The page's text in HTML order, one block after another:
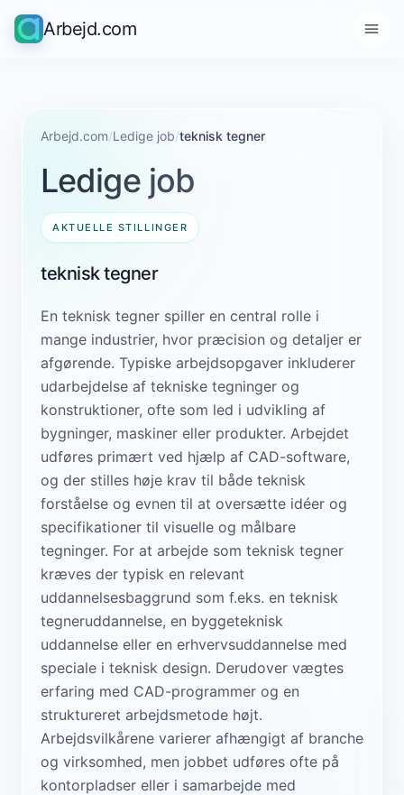
Arbejd.com
Arbejd.com/Ledige job/teknisk tegner
Ledige job
AKTUELLE STILLINGER
teknisk tegner
En teknisk tegner spiller en central rolle i
mange industrier, hvor præcision og detaljer er
afgørende. Typiske arbejdsopgaver inkluderer
udarbejdelse af tekniske tegninger og
konstruktioner, ofte som led i udvikling af
bygninger, maskiner eller produkter. Arbejdet
udføres primært ved hjælp af CAD-software,
og der stilles høje krav til både teknisk
forståelse og evnen til at oversætte idéer og
specifikationer til visuelle og målbare
tegninger. For at arbejde som teknisk tegner
kræves der typisk en relevant
uddannelsesbaggrund som f.eks. en teknisk
tegneruddannelse, en byggeteknisk
uddannelse eller en erhvervsuddannelse med
speciale i teknisk design. Derudover vægtes
erfaring med CAD-programmer og en
struktureret arbejdsmetode højt.
Arbejdsvilkårene varierer afhængigt af branche
og virksomhed, men jobbet udføres ofte på
kontorpladser eller i samarbejde med